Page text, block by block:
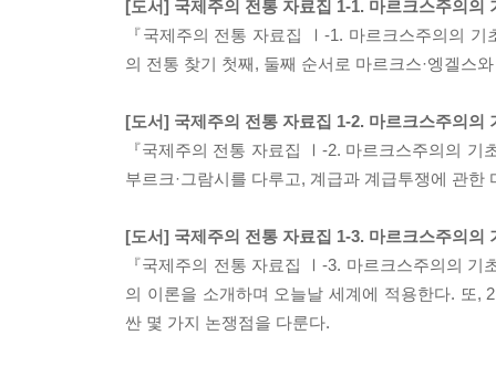
[도서] 국제주의 전통 자료집 1-1. 마르크스주의의
『국제주의 전통 자료집 Ⅰ-1. 마르크스주의의
의 전통 찾기 첫째, 둘째 순서로 마르크스·엥겔스
[도서] 국제주의 전통 자료집 1-2. 마르크스주의의
『국제주의 전통 자료집 Ⅰ-2. 마르크스주의의
부르크·그람시를 다루고, 계급과 계급투쟁에 관한
[도서] 국제주의 전통 자료집 1-3. 마르크스주의의
『국제주의 전통 자료집 Ⅰ-3. 마르크스주의의
의 이론을 소개하며 오늘날 세계에 적용한다. 또,
싼 몇 가지 논쟁점을 다룬다.